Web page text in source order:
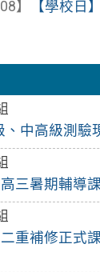
、中高級測驗
三暑期輔導
重補修正式
】
【學校日